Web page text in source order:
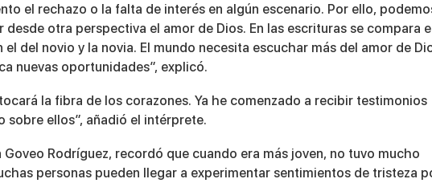
el rechazo o la falta de interés en algún escenario. Por ello,
otra perspectiva el amor de Dios. En las escrituras se compara
del novio y la novia. El mundo necesita escuchar más del amor de
nuevas oportunidades”, explicó.
la fibra de los corazones. Ya he comenzado a recibir testimonios
sobre ellos”, añadió el intérprete.
Rodríguez, recordó que cuando era más joven, no tuvo mucho
personas pueden llegar a experimentar sentimientos de tristeza